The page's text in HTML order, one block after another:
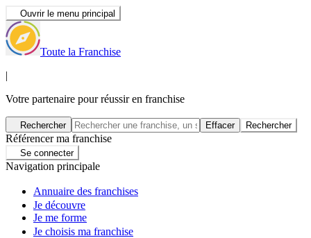
Ouvrir le menu principal
Toute la Franchise
|
Votre partenaire pour réussir en franchise
Rechercher Effacer Rechercher
Référencer ma franchise
Se connecter
Navigation principale
Annuaire des franchises
Je découvre
Je me forme
Je choisis ma franchise